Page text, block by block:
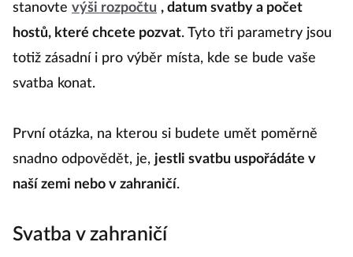
stanovte výši rozpočtu , datum svatby a počet
hostů, které chcete pozvat. Tyto tři parametry jsou
totiž zásadní i pro výběr místa, kde se bude vaše
svatba konat.
První otázka, na kterou si budete umět poměrně
snadno odpovědět, je, jestli svatbu uspořádáte v
naší zemi nebo v zahraničí.
Svatba v zahraničí